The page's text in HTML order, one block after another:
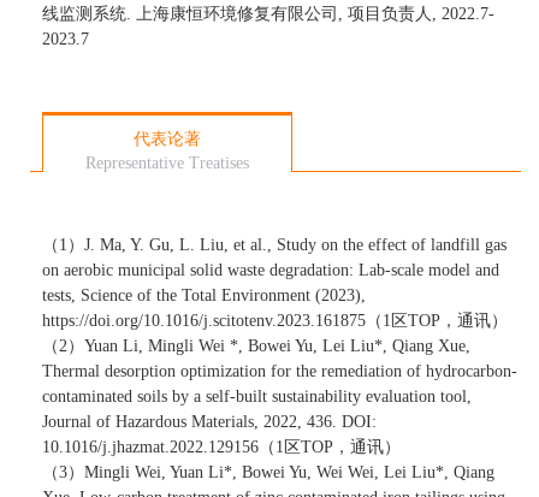
线监测系统. 上海康恒环境修复有限公司 , 项目负责人 , 2022.7-
2023.7
代表论著
Representative Treatises
（ 1 ） J. Ma, Y. Gu, L. Liu, et al., Study on the effect of landfill gas
on aerobic municipal solid waste degradation: Lab-scale model and
tests, Science of the Total Environment (2023),
https://doi.org/10.1016/j.scitotenv.2023.161875 （ 1 区TOP ，通讯）
（2） Yuan Li, Mingli Wei *, Bowei Yu, Lei Liu*, Qiang Xue,
Thermal desorption optimization for the remediation of hydrocarbon-
contaminated soils by a self-built sustainability evaluation tool,
Journal of Hazardous Materials, 2022, 436. DOI:
10.1016/j.jhazmat.2022.129156 （ 1 区TOP ，通讯）
（3） Mingli Wei, Yuan Li*, Bowei Yu, Wei Wei, Lei Liu*, Qiang